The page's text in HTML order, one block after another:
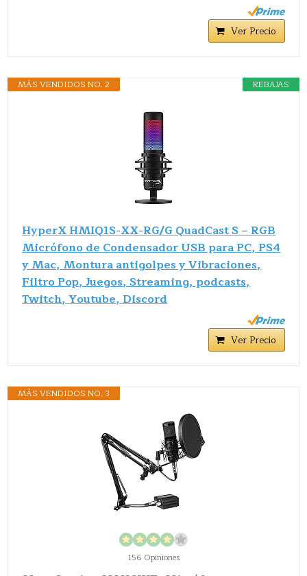
Ver Precio
REBAJAS
MÁS VENDIDOS NO. 2
HyperX HMIQ1S-XX-RG/G QuadCast S – RGB
Micrófono de Condensador USB para PC, PS4
y Mac, Montura antigolpes y Vibraciones,
Filtro Pop, Juegos, Streaming, podcasts,
Twitch, Youtube, Discord
Ver Precio
MÁS VENDIDOS NO. 3
156 Opiniones